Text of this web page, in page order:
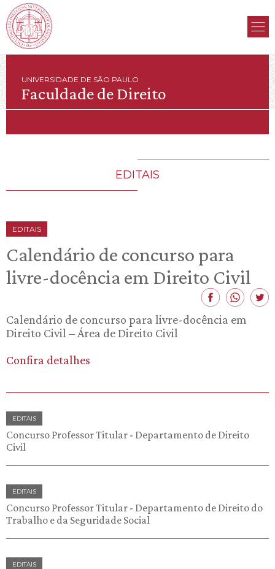
UNIVERSIDADE DE SÃO PAULO
Faculdade de Direito
EDITAIS
EDITAIS
Calendário de concurso para
livre-docência em Direito Civil
Calendário de concurso para livre-docência em
Direito Civil – Área de Direito Civil
Confira detalhes
EDITAIS
Concurso Professor Titular - Departamento de Direito
Civil
EDITAIS
Concurso Professor Titular - Departamento de Direito do
Trabalho e da Seguridade Social
EDITAIS